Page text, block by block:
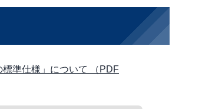
標準仕様」について （PDF